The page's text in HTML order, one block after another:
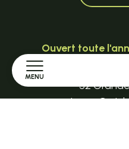
MENU
Ouvert toute
32
tence@ot-